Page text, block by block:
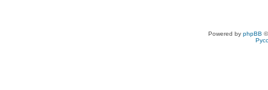
Powered by phpBB